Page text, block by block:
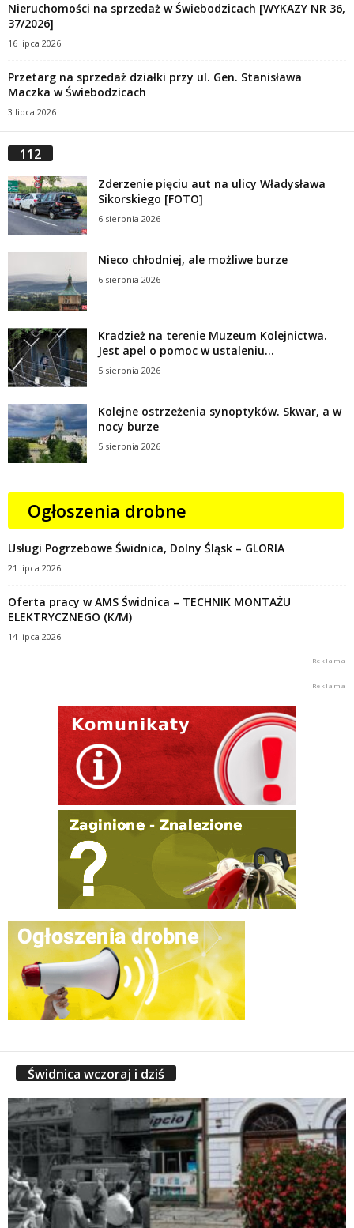
Nieruchomości na sprzedaż w Świebodzicach [WYKAZY NR 36,
37/2026]
16 lipca 2026
Przetarg na sprzedaż działki przy ul. Gen. Stanisława
Maczka w Świebodzicach
3 lipca 2026
112
Zderzenie pięciu aut na ulicy Władysława
Sikorskiego [FOTO]
6 sierpnia 2026
Nieco chłodniej, ale możliwe burze
6 sierpnia 2026
Kradzież na terenie Muzeum Kolejnictwa.
Jest apel o pomoc w ustaleniu...
5 sierpnia 2026
Kolejne ostrzeżenia synoptyków. Skwar, a w
nocy burze
5 sierpnia 2026
Ogłoszenia drobne
Usługi Pogrzebowe Świdnica, Dolny Śląsk – GLORIA
21 lipca 2026
Oferta pracy w AMS Świdnica – TECHNIK MONTAŻU
ELEKTRYCZNEGO (K/M)
14 lipca 2026
Świdnica wczoraj i dziś